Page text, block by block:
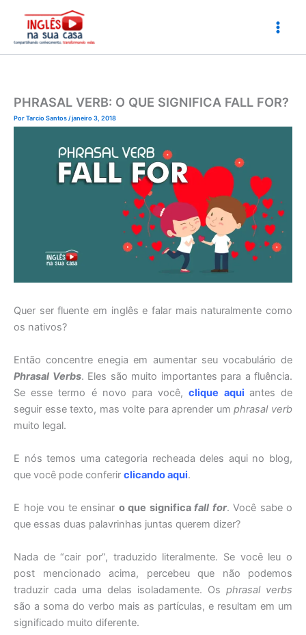
conteúdo
PHRASAL VERB: O QUE SIGNIFICA FALL FOR?
PorTarcio Santos/janeiro 3, 2018
Quer ser fluente em inglês e falar mais naturalmente como
os nativos?
Então concentre enegia em aumentar seu vocabulário de
Phrasal Verbs. Eles são muito importantes para a fluência.
Se esse termo é novo para você,clique aqui antes de
seguir esse texto, mas volte para aprender umphrasal verb
muito legal.
E nós temos uma categoria recheada deles aqui no blog,
que você pode conferir clicando aqui.
E hoje vou te ensinar o que significa fall for. Você sabe o
que essas duas palavrinhas juntas querem dizer?
Nada de “cair por”, traduzido literalmente. Se você leu o
post mencionado acima, percebeu que não podemos
traduzir cada uma delas isoladamente. Os phrasal verbs
são a soma do verbo mais as partículas, e resultam em um
significado muito diferente.